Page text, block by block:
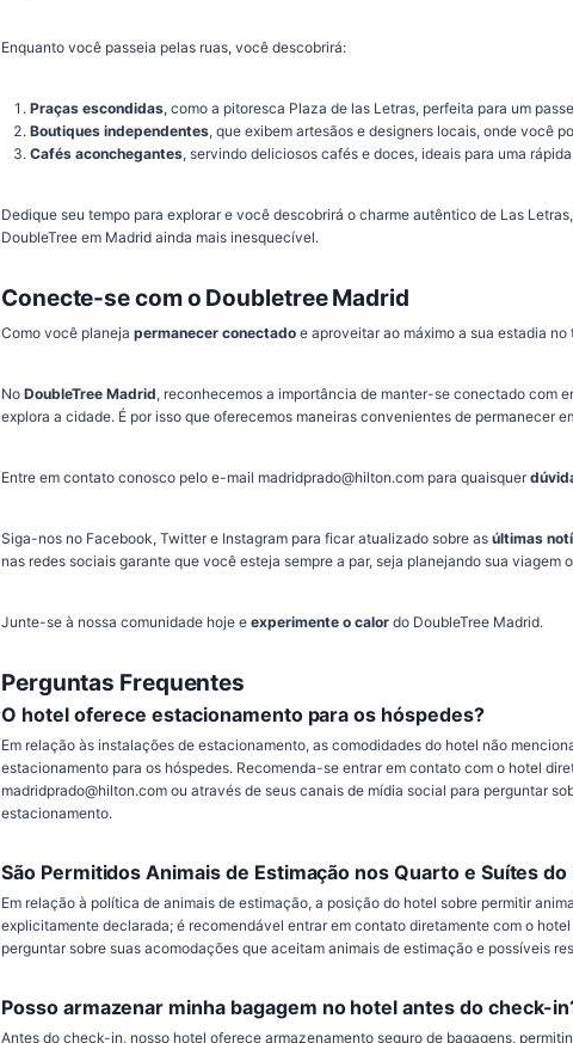
Enquanto você passeia pelas ruas, você descobrirá:
Praças escondidas, como a pitoresca Plaza de las Letras, perfeita para um
Boutiques independentes, que exibem artesãos e designers locais, onde você
Cafés aconchegantes, servindo deliciosos cafés e doces, ideais para uma
Dedique seu tempo para explorar e você descobrirá o charme autêntico de Las
DoubleTree em Madrid ainda mais inesquecível.
Conecte-se com o Doubletree Madrid
Como você planeja permanecer conectado e aproveitar ao máximo a sua estadia
No DoubleTree Madrid, reconhecemos a importância de manter-se conectado com
explora a cidade. É por isso que oferecemos maneiras convenientes de permanecer
Entre em contato conosco pelo e-mail madridprado@hilton.com para quaisquer
Siga-nos no Facebook, Twitter e Instagram para ficar atualizado sobre as últimas
nas redes sociais garante que você esteja sempre a par, seja planejando sua viagem
Junte-se à nossa comunidade hoje e experimente o calor do DoubleTree Madrid.
Perguntas Frequentes
O hotel oferece estacionamento para os hóspedes?
Em relação às instalações de estacionamento, as comodidades do hotel não
estacionamento para os hóspedes. Recomenda-se entrar em contato com o hotel
madridprado@hilton.com ou através de seus canais de mídia social para perguntar
estacionamento.
São Permitidos Animais de Estimação nos Quarto e Suítes do
Em relação à política de animais de estimação, a posição do hotel sobre permitir
explicitamente declarada; é recomendável entrar em contato diretamente com o
perguntar sobre suas acomodações que aceitam animais de estimação e possíveis
Posso armazenar minha bagagem no hotel antes do check-
Antes do check-in, nosso hotel oferece armazenamento seguro de bagagens,